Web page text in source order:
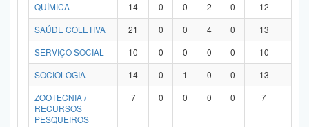
QUÍMICA
14 0 0 2 0 12
SAÚDE COLETIVA
21 0 0 4 0 13
SERVIÇO SOCIAL
10 0 0 0 0 10
SOCIOLOGIA
14 0 1 0 0 13
ZOOTECNIA /
RECURSOS
PESQUEIROS
7 0 0 0 0 7